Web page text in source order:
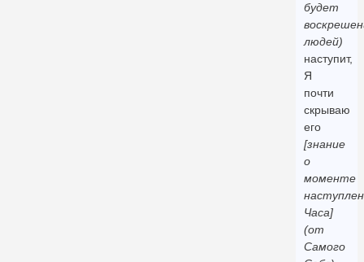
будет
людей)
наступит,
Я
почти
скрываю
его
[знание
о
моменте
Часа]
(от
Самого